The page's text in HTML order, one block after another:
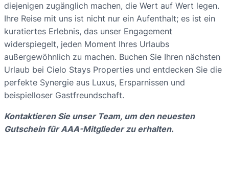
diejenigen zugänglich machen, die Wert auf Wert legen.
Ihre Reise mit uns ist nicht nur ein Aufenthalt; es ist ein
kuratiertes Erlebnis, das unser Engagement
widerspiegelt, jeden Moment Ihres Urlaubs
außergewöhnlich zu machen. Buchen Sie Ihren nächsten
Urlaub bei Cielo Stays Properties und entdecken Sie die
perfekte Synergie aus Luxus, Ersparnissen und
beispielloser Gastfreundschaft.
Kontaktieren Sie unser Team, um den neuesten
Gutschein für AAA-Mitglieder zu erhalten.